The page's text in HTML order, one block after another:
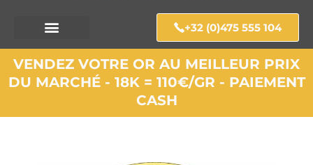
+32 (0)475 555 104
VENDEZ VOTRE OR AU MEILLEUR PRIX
DU MARCHÉ - 18K = 110€/GR - PAIEMENT
CASH